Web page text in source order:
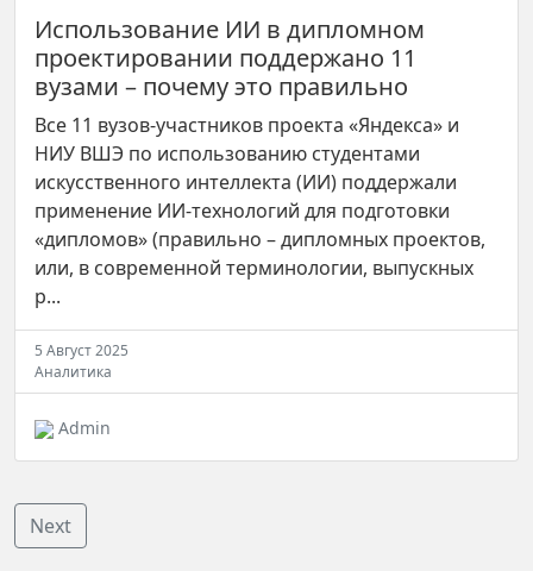
Использование ИИ в дипломном
проектировании поддержано 11
вузами – почему это правильно
Все 11 вузов-участников проекта «Яндекса» и
НИУ ВШЭ по использованию студентами
искусственного интеллекта (ИИ) поддержали
применение ИИ-технологий для подготовки
«дипломов» (правильно – дипломных проектов,
или, в современной терминологии, выпускных
р...
5 Август 2025
Аналитика
Admin
Next